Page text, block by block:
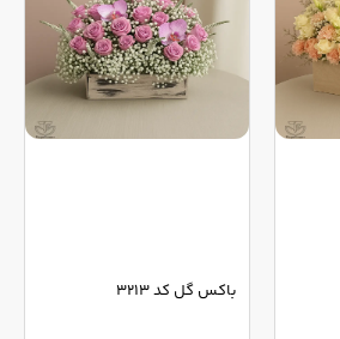
باکس گل کد 3213